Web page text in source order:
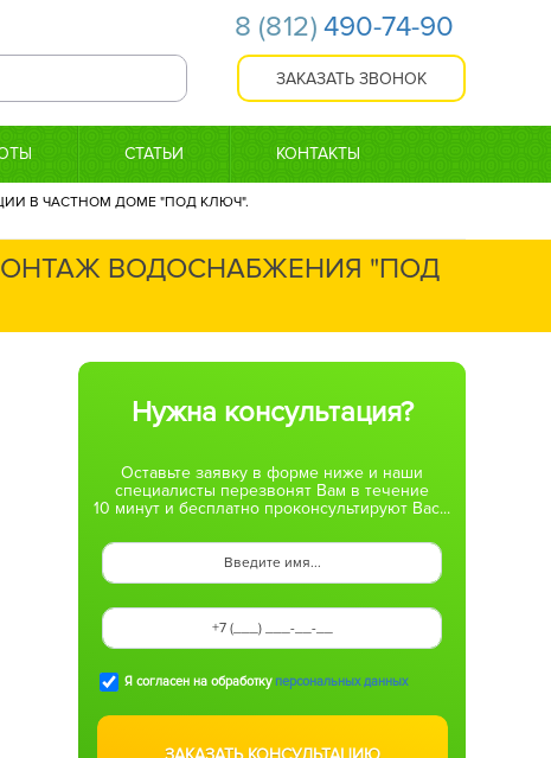
8 (812) 490-74-90
СТАТЬИ КОНТАКТЫ
В ЧАСТНОМ ДОМЕ "ПОД КЛЮЧ".
ВОДОСНАБЖЕНИЯ "ПОД
Нужна консультация?
Оставьте заявку в форме ниже и наши
специалисты перезвонят Вам в течение
10 минут и бесплатно проконсультируют Вас...
Я согласен на обработкуперсональных данных